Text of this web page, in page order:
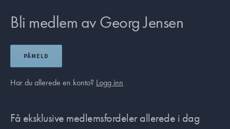
Bli medlem av Georg Jensen
PÅMELD
Har du allerede en konto? Logg inn
Få eksklusive medlemsfordeler allerede i dag